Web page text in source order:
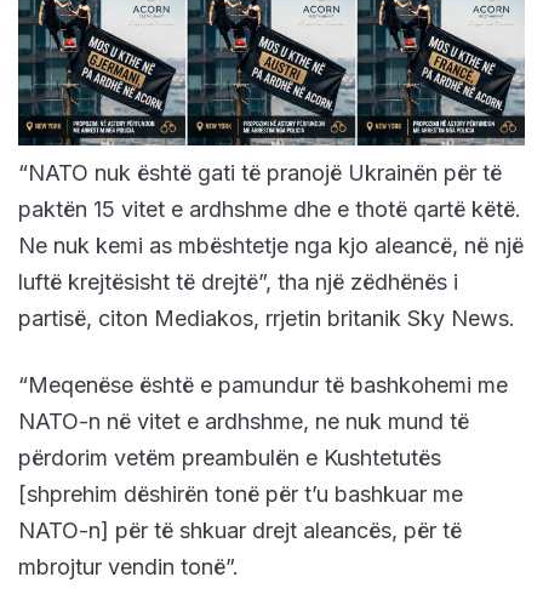
“NATO nuk është gati të pranojë Ukrainën për të
paktën 15 vitet e ardhshme dhe e thotë qartë këtë.
Ne nuk kemi as mbështetje nga kjo aleancë, në një
luftë krejtësisht të drejtë”, tha një zëdhënës i
partisë, citon Mediakos, rrjetin britanik Sky News.
“Meqenëse është e pamundur të bashkohemi me
NATO-n në vitet e ardhshme, ne nuk mund të
përdorim vetëm preambulën e Kushtetutës
[shprehim dëshirën tonë për t’u bashkuar me
NATO-n] për të shkuar drejt aleancës, për të
mbrojtur vendin tonë”.